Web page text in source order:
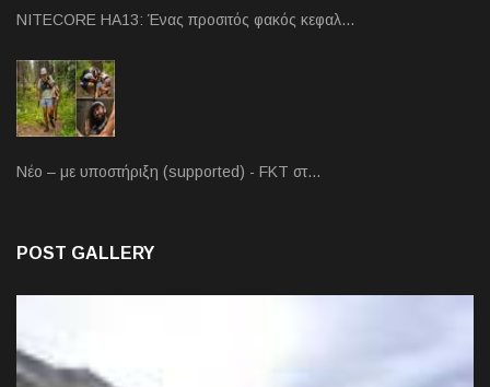
NITECORE HA13: Ένας προσιτός φακός κεφαλ…
Νέο – με υποστήριξη (supported) - FKT στ…
POST GALLERY